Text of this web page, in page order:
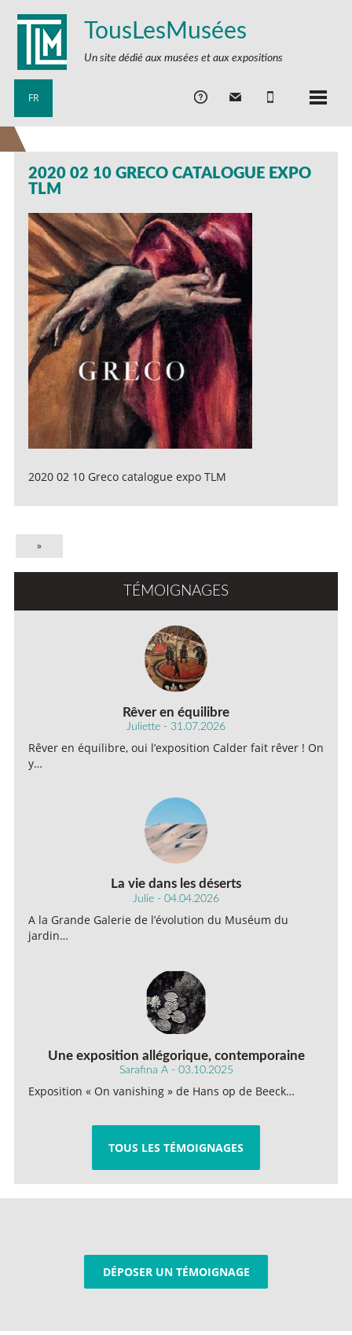
TousLesMusées
Un site dédié aux musées et aux expositions
FR
2020 02 10 GRECO CATALOGUE EXPO
TLM
2020 02 10 Greco catalogue expo TLM
»
TÉMOIGNAGES
Rêver en équilibre
Juliette - 31.07.2026
Rêver en équilibre, oui l’exposition Calder fait rêver ! On
y…
La vie dans les déserts
Julie - 04.04.2026
A la Grande Galerie de l’évolution du Muséum du
jardin…
Une exposition allégorique, contemporaine
Sarafina A - 03.10.2025
Exposition « On vanishing » de Hans op de Beeck…
TOUS LES TÉMOIGNAGES
DÉPOSER UN TÉMOIGNAGE